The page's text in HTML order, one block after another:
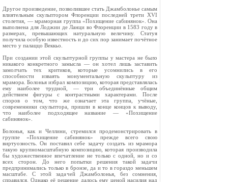
Другое произведение, позволившее стать Джамболонье самым
влиятельным скульптором Флоренции последней трети XVI
столетия, — мраморная группа «Похищение сабинянок». Она
выполнена для Лоджии де Ланци во Флоренции в 1583 году в
размерах, превышающих натуральную величину. Статуя
получила особую известность и до сих пор занимает почётное
место у палаццо Веккьо.
При создании этой скульптурной группы у мастера не было
никакого конкретного замысла — он хотел лишь заставить
замолчать тех критиков, которые усомнились в его
способности изваять монументальную скульптуру из
мрамора. Болонья избрал композицию, которая представлялась
ему наиболее трудной, — три объединённые общим
действием фигуры с контрастными характерами. После
споров о том, что же означает эта группа, учёные,
современники скульптора, пришли в конце концов к выводу,
что наиболее подходящее название — «Похищение
сабинянок».
Болонья, как и Челлини, стремился продемонстрировать в
группе «Похищение сабинянок» прежде всего свою
виртуозность. Он поставил себе задачу создать из мрамора
такую крупномасштабную композицию, которая производила
бы художественное впечатление не только с одной, но и со
всех сторон. До него попытки решения такой задачи
предпринимались только в бронзе, да и то в гораздо меньшем
масштабе. С этой задачей Джамболонья, без сомнения,
справился. Однако её решение далось ему ценой насилия над